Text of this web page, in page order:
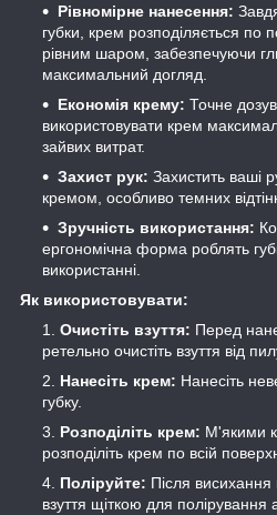
Рівномірне нанесення:
губки, крем розподіляється по
рівним шаром, забезпечуючи
максимальний догляд.
Економія крему: Точне
використовувати крем
зайвих витрат.
Захист рук: Захистить ваші
кремом, особливо темних
Зручність використання:
ергономічна форма роблять
використанні.
Як використовувати:
Очистіть взуття: Перед
ретельно очистіть взуття від
Нанесіть крем: Нанесіть
губку.
Розподіліть крем: М'якими
розподіліть крем по всій
Поліруйте: Після висихання
взуття щіткою для